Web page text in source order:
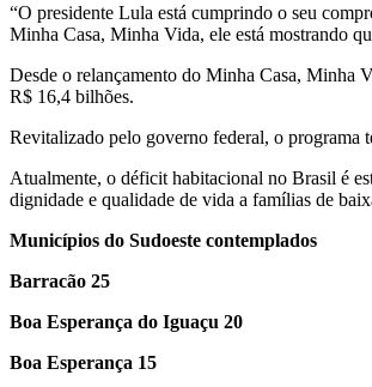
“O presidente Lula está cumprindo o seu
Minha Casa, Minha Vida, ele está mostrando
Desde o relançamento do Minha Casa, Minha
R$ 16,4 bilhões.
Revitalizado pelo governo federal, o
Atualmente, o déficit habitacional no Brasil é
dignidade e qualidade de vida a famílias de
Municípios do Sudoeste contemplados
Barracão 25
Boa Esperança do Iguaçu 20
Boa Esperança 15